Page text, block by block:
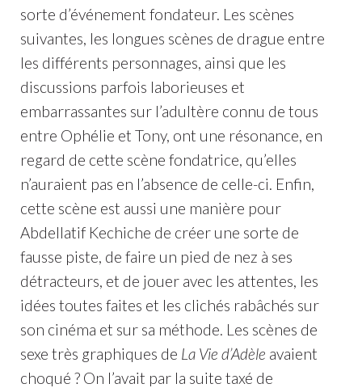
sorte d’événement fondateur. Les scènes
suivantes, les longues scènes de drague entre
les différents personnages, ainsi que les
discussions parfois laborieuses et
embarrassantes sur l’adultère connu de tous
entre Ophélie et Tony, ont une résonance, en
regard de cette scène fondatrice, qu’elles
n’auraient pas en l’absence de celle-ci. Enfin,
cette scène est aussi une manière pour
Abdellatif Kechiche de créer une sorte de
fausse piste, de faire un pied de nez à ses
détracteurs, et de jouer avec les attentes, les
idées toutes faites et les clichés rabâchés sur
son cinéma et sur sa méthode. Les scènes de
sexe très graphiques de La Vie d’Adèle avaient
choqué ? On l’avait par la suite taxé de